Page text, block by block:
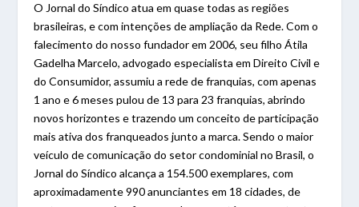
O Jornal do Síndico atua em quase todas as regiões
brasileiras, e com intenções de ampliação da Rede. Com o
falecimento do nosso fundador em 2006, seu filho Átila
Gadelha Marcelo, advogado especialista em Direito Civil e
do Consumidor, assumiu a rede de franquias, com apenas
1 ano e 6 meses pulou de 13 para 23 franquias, abrindo
novos horizontes e trazendo um conceito de participação
mais ativa dos franqueados junto a marca. Sendo o maior
veículo de comunicação do setor condominial no Brasil, o
Jornal do Síndico alcança a 154.500 exemplares, com
aproximadamente 990 anunciantes em 18 cidades, de